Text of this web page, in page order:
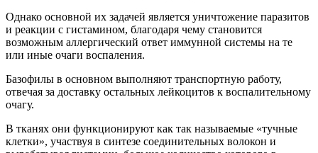
Однако основной их задачей является уничтожение паразитов
и реакции с гистамином, благодаря чему становится
возможным аллергический ответ иммунной системы на те
или иные очаги воспаления.
Базофилы в основном выполняют транспортную работу,
отвечая за доставку остальных лейкоцитов к воспалительному
очагу.
В тканях они функционируют как так называемые «тучные
клетки», участвуя в синтезе соединительных волокон и